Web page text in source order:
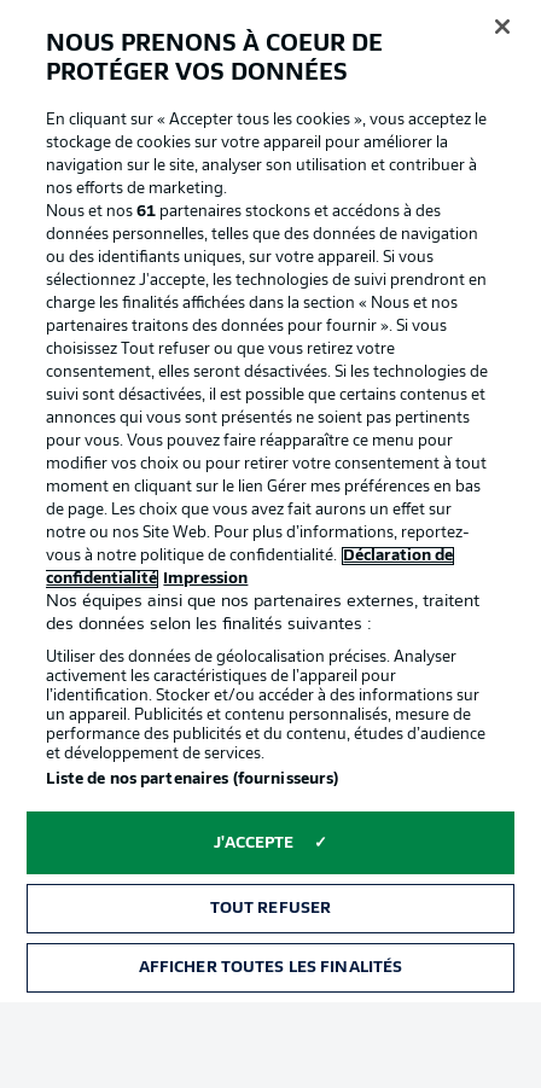
Proposé par
La publicité Conditions d’utilisation des
services
Mentions Légales Gérer mes préférences
confidentialité
Travaux Contact
Impression Joueurs
© 2026 Bundesliga-Gruppe GmbH
Choisissez votre langue
Français
NOUS PRENONS À COEUR DE
PROTÉGER VOS DONNÉES
En cliquant sur « Accepter tous les cookies », vous acceptez le
stockage de cookies sur votre appareil pour améliorer la
navigation sur le site, analyser son utilisation et contribuer à
nos efforts de marketing.
Nous et nos61 partenaires stockons et accédons à des
données personnelles, telles que des données de navigation
ou des identifiants uniques, sur votre appareil. Si vous
sélectionnez J'accepte, les technologies de suivi prendront en
charge les finalités affichées dans la section « Nous et nos
partenaires traitons des données pour fournir ». Si vous
choisissez Tout refuser ou que vous retirez votre
consentement, elles seront désactivées. Si les technologies de
suivi sont désactivées, il est possible que certains contenus et
annonces qui vous sont présentés ne soient pas pertinents
pour vous. Vous pouvez faire réapparaître ce menu pour
modifier vos choix ou pour retirer votre consentement à tout
moment en cliquant sur le lien Gérer mes préférences en bas
de page. Les choix que vous avez fait aurons un effet sur
notre ou nos Site Web. Pour plus d’informations, reportez-
vous à notre politique de confidentialité.
Déclaration de
confidentialité
Impression
Nos équipes ainsi que nos partenaires externes, traitent
des données selon les finalités suivantes :
Utiliser des données de géolocalisation précises. Analyser
activement les caractéristiques de l’appareil pour
l’identification. Stocker et/ou accéder à des informations sur
un appareil. Publicités et contenu personnalisés, mesure de
performance des publicités et du contenu, études d’audience
et développement de services.
Liste de nos partenaires (fournisseurs)
J'ACCEPTE
TOUT REFUSER
AFFICHER TOUTES LES FINALITÉS